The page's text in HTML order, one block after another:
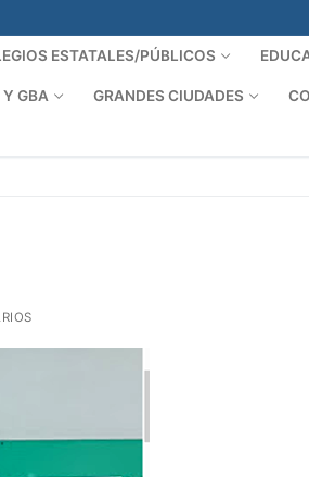
ESTATALES/PÚBLICOS
GBA GRANDES CIUDADES